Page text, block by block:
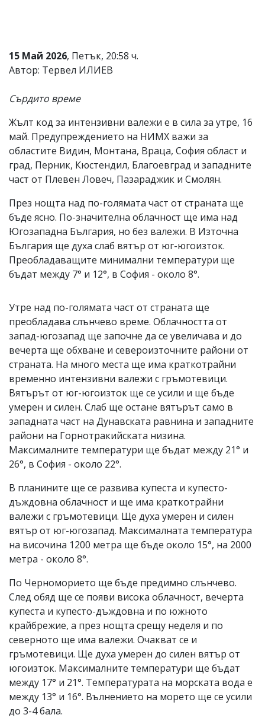
въвеждат
от
читателите
редакцията
носи
отговорност
за
тях!
Ако
откриете
обиден
вас
коментар,
моля
сигнализирайте
ни!
15 Май 2026, Петък, 20:58 ч.
Автор: Тервел ИЛИЕВ
Сърдито време
Жълт код за интензивни валежи е в сила за утре, 16
май. Предупреждението на НИМХ важи за
областите Видин, Монтана, Враца, София област и
град, Перник, Кюстендил, Благоевград и западните
част от Плевен Ловеч, Пазараджик и Смолян.
През нощта над по-голямата част от страната ще
бъде ясно. По-значителна облачност ще има над
Югозападна България, но без валежи. В Източна
България ще духа слаб вятър от юг-югоизток.
Преобладаващите минимални температури ще
бъдат между 7° и 12°, в София - около 8°.
Утре над по-голямата част от страната ще
преобладава слънчево време. Облачността от
запад-югозапад ще започне да се увеличава и до
вечерта ще обхване и североизточните райони от
страната. На много места ще има краткотрайни
временно интензивни валежи с гръмотевици.
Вятърът от юг-югоизток ще се усили и ще бъде
умерен и силен. Слаб ще остане вятърът само в
западната част на Дунавската равнина и западните
райони на Горнотракийската низина.
Максималните температури ще бъдат между 21° и
26°, в София - около 22°.
В планините ще се развива купеста и купесто-
дъждовна облачност и ще има краткотрайни
валежи с гръмотевици. Ще духа умерен и силен
вятър от юг-югозапад. Максималната температура
на височина 1200 метра ще бъде около 15°, на 2000
метра - около 8°.
По Черноморието ще бъде предимно слънчево.
След обяд ще се появи висока облачност, вечерта
купеста и купесто-дъждовна и по южното
крайбрежие, а през нощта срещу неделя и по
северното ще има валежи. Очакват се и
гръмотевици. Ще духа умерен до силен вятър от
югоизток. Максималните температури ще бъдат
между 17° и 21°. Температурата на морската вода е
между 13° и 16°. Вълнението на морето ще се усили
до 3-4 бала.